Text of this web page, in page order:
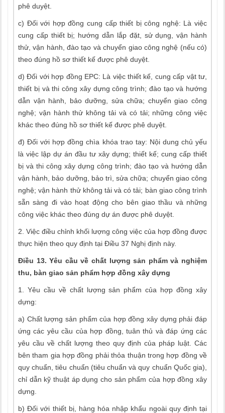
phê duyệt.
c) Đối với hợp đồng cung cấp thiết bị công nghệ: Là việc
cung cấp thiết bị; hướng dẫn lắp đặt, sử dụng, vận hành
thử, vận hành, đào tạo và chuyển giao công nghệ (nếu có)
theo đúng hồ sơ thiết kế được phê duyệt.
d) Đối với hợp đồng EPC: Là việc thiết kế, cung cấp vật tư,
thiết bị và thi công xây dựng công trình; đào tạo và hướng
dẫn vận hành, bảo dưỡng, sửa chữa; chuyển giao công
nghệ; vận hành thử không tải và có tải; những công việc
khác theo đúng hồ sơ thiết kế được phê duyệt.
đ) Đối với hợp đồng chìa khóa trao tay: Nội dung chủ yếu
là việc lập dự án đầu tư xây dựng; thiết kế; cung cấp thiết
bị và thi công xây dựng công trình; đào tạo và hướng dẫn
vận hành, bảo dưỡng, bảo trì, sửa chữa; chuyển giao công
nghệ; vận hành thử không tải và có tải; bàn giao công trình
sẵn sàng đi vào hoạt động cho bên giao thầu và những
công việc khác theo đúng dự án được phê duyệt.
2. Việc điều chỉnh khối lượng công việc của hợp đồng được
thực hiện theo quy định tại Điều 37 Nghị định này.
Điều 13. Yêu cầu về chất lượng sản phẩm và nghiệm
thu, bàn giao sản phẩm hợp đồng xây dựng
1. Yêu cầu về chất lượng sản phẩm của hợp đồng xây
dựng:
a) Chất lượng sản phẩm của hợp đồng xây dựng phải đáp
ứng các yêu cầu của hợp đồng, tuân thủ và đáp ứng các
yêu cầu về chất lượng theo quy định của pháp luật. Các
bên tham gia hợp đồng phải thỏa thuận trong hợp đồng về
quy chuẩn, tiêu chuẩn (tiêu chuẩn và quy chuẩn Quốc gia),
chỉ dẫn kỹ thuật áp dụng cho sản phẩm của hợp đồng xây
dựng.
b) Đối với thiết bị, hàng hóa nhập khẩu ngoài quy định tại